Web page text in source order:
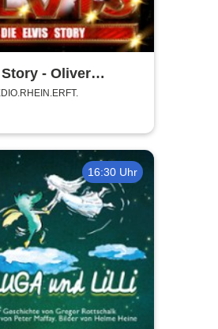
- Oliver
+ Band
16:30 Uhr